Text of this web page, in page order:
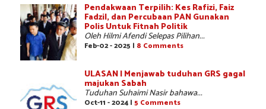
Pendakwaan Terpilih: Kes Rafizi, Faiz
Fadzil, dan Percubaan PAN Gunakan
Polis Untuk Fitnah Politik
Oleh Hilmi Afendi Selepas Pilihan...
Feb-02 - 2025 | 8 Comments
ULASAN | Menjawab tuduhan GRS gagal
majukan Sabah
Tuduhan Suhaimi Nasir bahawa...
Oct-11 - 2024 | 5 Comments